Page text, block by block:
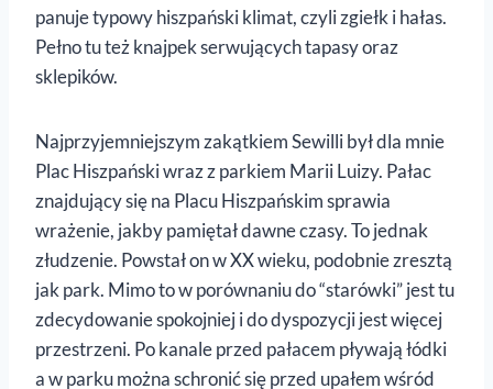
panuje typowy hiszpański klimat, czyli zgiełk i hałas.
Pełno tu też knajpek serwujących tapasy oraz
sklepików.
Najprzyjemniejszym zakątkiem Sewilli był dla mnie
Plac Hiszpański wraz z parkiem Marii Luizy. Pałac
znajdujący się na Placu Hiszpańskim sprawia
wrażenie, jakby pamiętał dawne czasy. To jednak
złudzenie. Powstał on w XX wieku, podobnie zresztą
jak park. Mimo to w porównaniu do “starówki” jest tu
zdecydowanie spokojniej i do dyspozycji jest więcej
przestrzeni. Po kanale przed pałacem pływają łódki
a w parku można schronić się przed upałem wśród